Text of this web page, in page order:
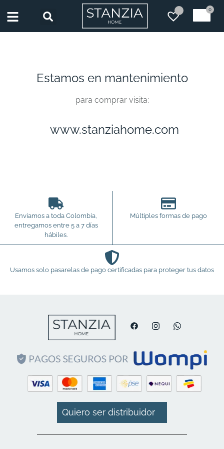
0
Estamos en mantenimiento
para comprar visita:
www.stanziahome.com
Enviamos a toda Colombia,
entregamos entre 5 a 7 días
hábiles.
Múltiples formas de pago
Usamos solo pasarelas de pago certificadas para proteger tus datos
Quiero ser distribuidor